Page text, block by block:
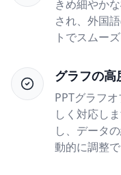
きめ細やか
され、外国
トでスムー
グラフの高
PPTグラフ
しく対応し
し、データ
動的に調整で